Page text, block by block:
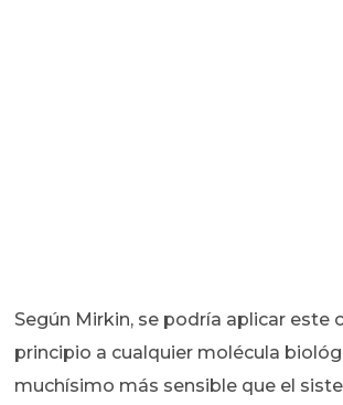
Según Mirkin, se podría aplicar este
principio a cualquier molécula
muchísimo más sensible que el